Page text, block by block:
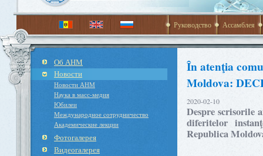
Руководство Ассамблея
Об АНМ
Новости
Новости АНМ
Наука в масс-медия
Юбилеи
Международное cотрудничество
Академические лекции
Фотогалерея
Видеогалерея
În atenţia
Moldova:
2020-02-10
Despre scrisorile
diferitelor
Republica